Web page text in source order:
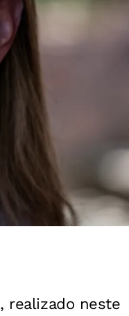
, realizado neste